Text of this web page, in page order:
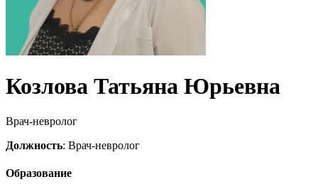
Козлова Татьяна Юрьевна
Врач-невролог
Должность: Врач-невролог
Образование